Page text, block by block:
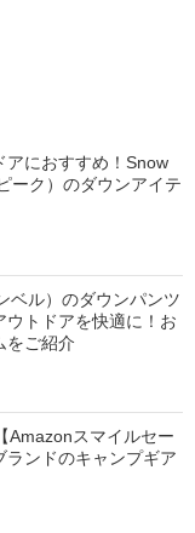
アにおすすめ！Snow
ーク）のダウンアイテ
ベル）のダウンパンツ
ウトドアを快適に！お
をご紹介
Amazonスマイルセー
ランドのキャンプギア